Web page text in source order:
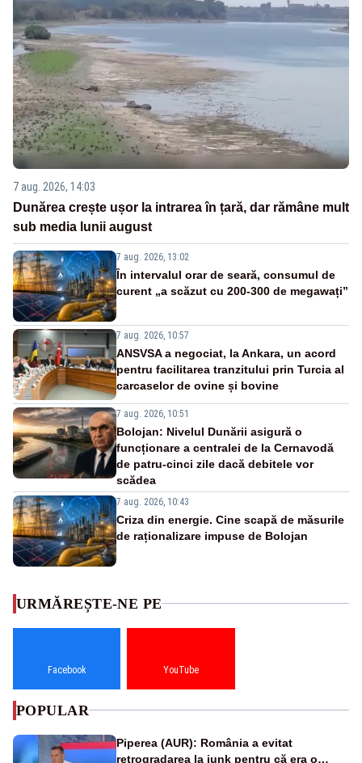
7 aug. 2026, 14:03
Dunărea crește ușor la intrarea în țară, dar rămâne mult
sub media lunii august
7 aug. 2026, 13:02
În intervalul orar de seară, consumul de
curent „a scăzut cu 200-300 de megawați”
7 aug. 2026, 10:57
ANSVSA a negociat, la Ankara, un acord
pentru facilitarea tranzitului prin Turcia al
carcaselor de ovine și bovine
7 aug. 2026, 10:51
Bolojan: Nivelul Dunării asigură o
funcționare a centralei de la Cernavodă
de patru-cinci zile dacă debitele vor
scădea
7 aug. 2026, 10:43
Criza din energie. Cine scapă de măsurile
de raționalizare impuse de Bolojan
URMĂREȘTE-NE PE
Facebook YouTube
POPULAR
Piperea (AUR): România a evitat
retrogradarea la junk pentru că era o